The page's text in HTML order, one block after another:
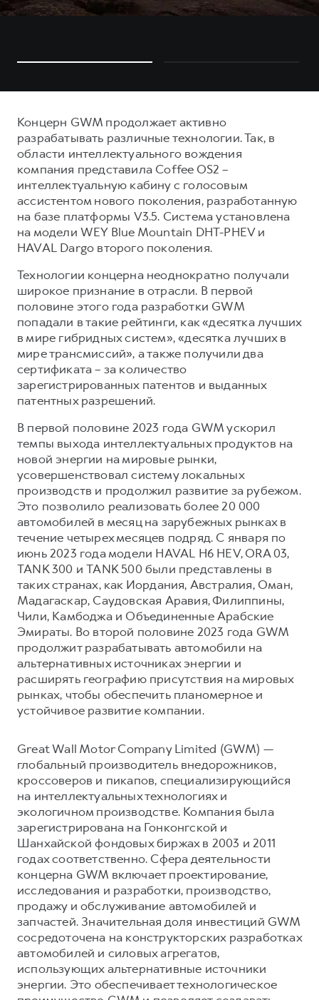
Концерн GWM продолжает активно
разрабатывать различные технологии. Так, в
области интеллектуального вождения
компания представила Coffee OS2 –
интеллектуальную кабину с голосовым
ассистентом нового поколения, разработанную
на базе платформы V3.5. Система установлена
на модели WEY Blue Mountain DHT-PHEV и
HAVAL Dargo второго поколения.
Технологии концерна неоднократно получали
широкое признание в отрасли. В первой
половине этого года разработки GWM
попадали в такие рейтинги, как «десятка лучших
в мире гибридных систем», «десятка лучших в
мире трансмиссий», а также получили два
сертификата – за количество
зарегистрированных патентов и выданных
патентных разрешений.
В первой половине 2023 года GWM ускорил
темпы выхода интеллектуальных продуктов на
новой энергии на мировые рынки,
усовершенствовал систему локальных
производств и продолжил развитие за рубежом.
Это позволило реализовать более 20 000
автомобилей в месяц на зарубежных рынках в
течение четырех месяцев подряд. С января по
июнь 2023 года модели HAVAL H6 HEV, ORA 03,
TANK 300 и TANK 500 были представлены в
таких странах, как Иордания, Австралия, Оман,
Мадагаскар, Саудовская Аравия, Филиппины,
Чили, Камбоджа и Объединенные Арабские
Эмираты. Во второй половине 2023 года GWM
продолжит разрабатывать автомобили на
альтернативных источниках энергии и
расширять географию присутствия на мировых
рынках, чтобы обеспечить планомерное и
устойчивое развитие компании.
Great Wall Motor Company Limited (GWM) —
глобальный производитель внедорожников,
кроссоверов и пикапов, специализирующийся
на интеллектуальных технологиях и
экологичном производстве. Компания была
зарегистрирована на Гонконгской и
Шанхайской фондовых биржах в 2003 и 2011
годах соответственно. Сфера деятельности
концерна GWM включает проектирование,
исследования и разработки, производство,
продажу и обслуживание автомобилей и
запчастей. Значительная доля инвестиций GWM
сосредоточена на конструкторских разработках
автомобилей и силовых агрегатов,
использующих альтернативные источники
энергии. Это обеспечивает технологическое